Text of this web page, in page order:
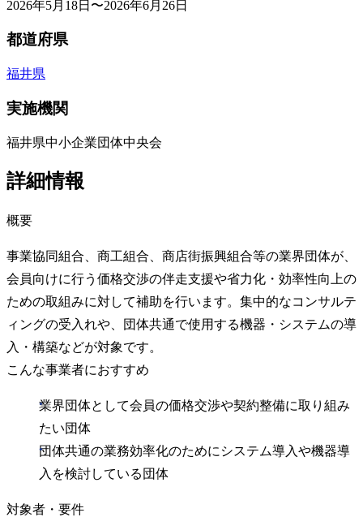
2026年5月18日〜2026年6月26日
都道府県
福井県
実施機関
福井県中小企業団体中央会
詳細情報
概要
事業協同組合、商工組合、商店街振興組合等の業界団体が、
会員向けに行う価格交渉の伴走支援や省力化・効率性向上の
ための取組みに対して補助を行います。集中的なコンサルテ
ィングの受入れや、団体共通で使用する機器・システムの導
入・構築などが対象です。
こんな事業者におすすめ
業界団体として会員の価格交渉や契約整備に取り組み
たい団体
団体共通の業務効率化のためにシステム導入や機器導
入を検討している団体
対象者・要件